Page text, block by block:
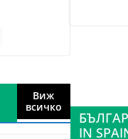
Виж
всичко
IN